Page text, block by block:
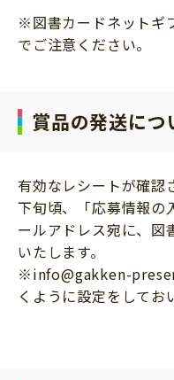
※図書カードネットギ
でご注意ください。
賞品の発送につ
有効なレシートが確認
下旬頃、「応募情報の
ールアドレス宛に、図
いたします。
※info@gakken-
くように設定をしてお